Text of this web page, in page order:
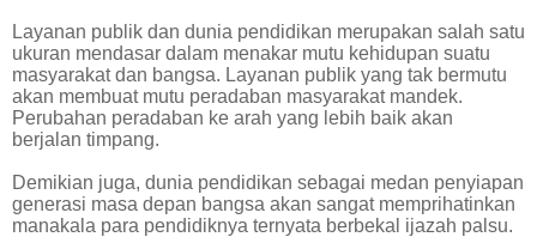
Layanan publik dan dunia pendidikan merupakan salah satu
ukuran mendasar dalam menakar mutu kehidupan suatu
masyarakat dan bangsa. Layanan publik yang tak bermutu
akan membuat mutu peradaban masyarakat mandek.
Perubahan peradaban ke arah yang lebih baik akan
berjalan timpang.
Demikian juga, dunia pendidikan sebagai medan penyiapan
generasi masa depan bangsa akan sangat memprihatinkan
manakala para pendidiknya ternyata berbekal ijazah palsu.